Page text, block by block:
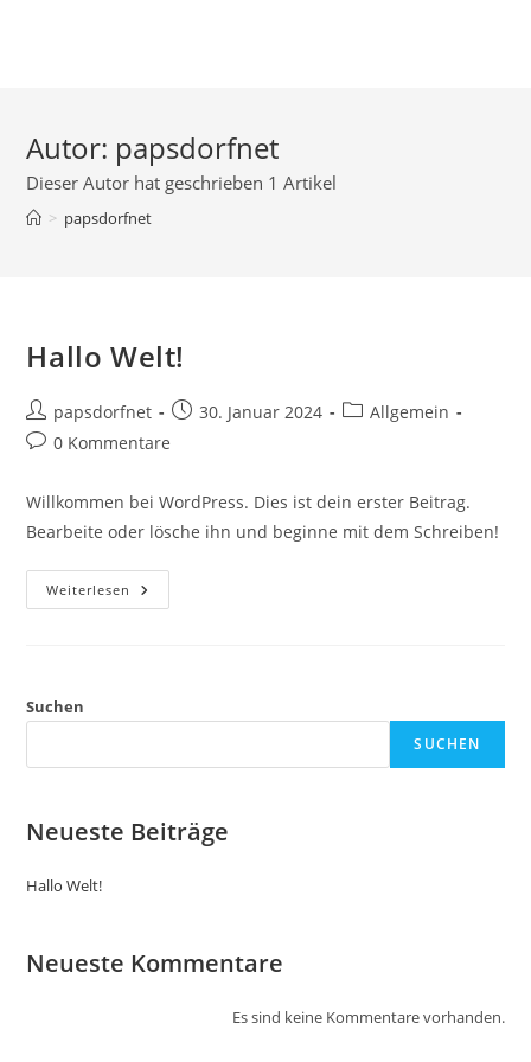
Autor: papsdorfnet
Dieser Autor hat geschrieben 1 Artikel
> papsdorfnet
Hallo Welt!
Beitrags-
Autor:
papsdorfnet
Beitrag30. Januar 2024
Beitrags-
Allgemein
Beitrags-
0 Kommentare
Willkommen bei WordPress. Dies ist dein erster Beitrag.
Bearbeite oder lösche ihn und beginne mit dem Schreiben!
Weiterlesen Hallo
Welt!
Suchen
SUCHEN
Neueste Beiträge
Hallo Welt!
Neueste Kommentare
Es sind keine Kommentare vorhanden.